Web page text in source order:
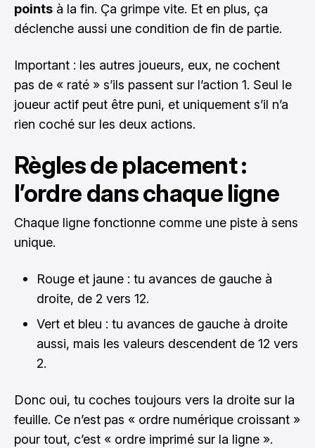
points à la fin. Ça grimpe vite. Et en plus, ça
déclenche aussi une condition de fin de partie.
Important : les autres joueurs, eux, ne cochent
pas de « raté » s’ils passent sur l’action 1. Seul le
joueur actif peut être puni, et uniquement s’il n’a
rien coché sur les deux actions.
Règles de placement :
l’ordre dans chaque ligne
Chaque ligne fonctionne comme une piste à sens
unique.
Rouge et jaune : tu avances de gauche à
droite, de 2 vers 12.
Vert et bleu : tu avances de gauche à droite
aussi, mais les valeurs descendent de 12 vers
2.
Donc oui, tu coches toujours vers la droite sur la
feuille. Ce n’est pas « ordre numérique croissant »
pour tout, c’est « ordre imprimé sur la ligne ».